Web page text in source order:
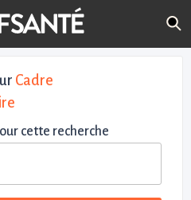
Cadre
cette recherche